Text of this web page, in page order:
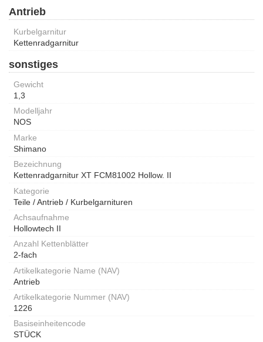
Antrieb
Kurbelgarnitur
Kettenradgarnitur
sonstiges
Gewicht
1,3
Modelljahr
NOS
Marke
Shimano
Bezeichnung
Kettenradgarnitur XT FCM81002 Hollow. II
Kategorie
Teile / Antrieb / Kurbelgarnituren
Achsaufnahme
Hollowtech II
Anzahl Kettenblätter
2-fach
Artikelkategorie Name (NAV)
Antrieb
Artikelkategorie Nummer (NAV)
1226
Basiseinheitencode
STÜCK